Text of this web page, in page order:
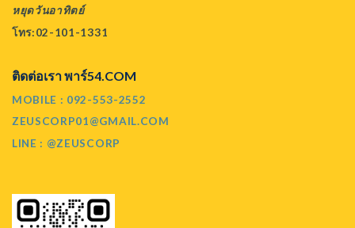
หยุดวันอาทิตย์
โทร:02-101-1331
ติดต่อเรา พาร์54.COM
MOBILE : 092-553-2552
ZEUSCORP01@GMAIL.COM
LINE : @ZEUSCORP